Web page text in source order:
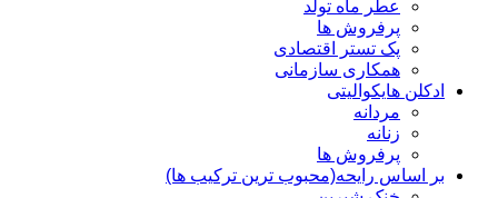
عطر ماه تولد
پرفروش ها
پک تستر اقتصادی
همکاری سازمانی
ادکلن هایکوالیتی
مردانه
زنانه
پرفروش ها
بر اساس رایحه(محبوب ترین ترکیب ها)